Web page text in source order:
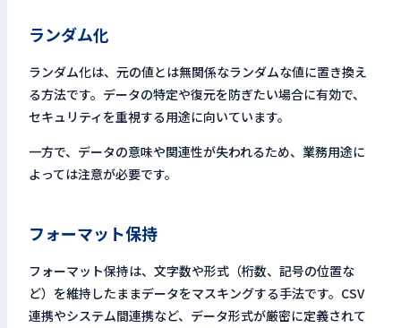
ランダム化
ランダム化は、元の値とは無関係なランダムな値に置き換え
る方法です。データの特定や復元を防ぎたい場合に有効で、
セキュリティを重視する用途に向いています。
一方で、データの意味や関連性が失われるため、業務用途に
よっては注意が必要です。
フォーマット保持
フォーマット保持は、文字数や形式（桁数、記号の位置な
ど）を維持したままデータをマスキングする手法です。CSV
連携やシステム間連携など、データ形式が厳密に定義されて